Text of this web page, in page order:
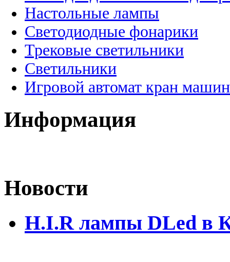
Настольные лампы
Светодиодные фонарики
Трековые светильники
Светильники
Игровой автомат кран
Информация
Новости
H.I.R лампы DLed в